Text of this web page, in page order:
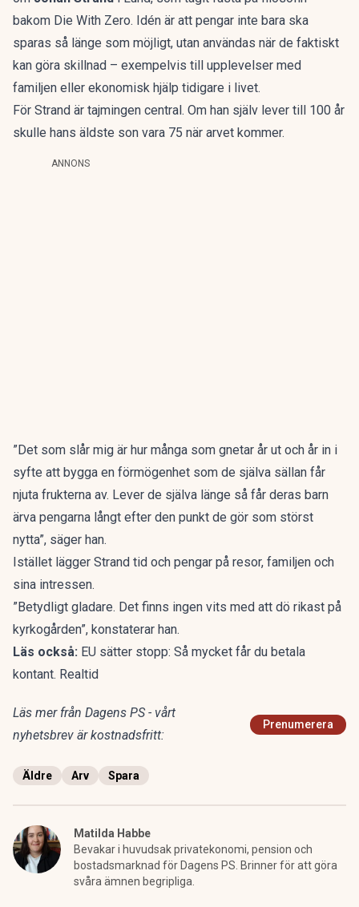
bakom Die With Zero. Idén är att pengar inte bara ska
sparas så länge som möjligt, utan användas när de faktiskt
kan göra skillnad – exempelvis till upplevelser med
familjen eller ekonomisk hjälp tidigare i livet.
För Strand är tajmingen central. Om han själv lever till 100 år
skulle hans äldste son vara 75 när arvet kommer.
ANNONS
”Det som slår mig är hur många som gnetar år ut och år in i
syfte att bygga en förmögenhet som de själva sällan får
njuta frukterna av. Lever de själva länge så får deras barn
ärva pengarna långt efter den punkt de gör som störst
nytta”, säger han.
Istället lägger Strand tid och pengar på resor, familjen och
sina intressen.
”Betydligt gladare. Det finns ingen vits med att dö rikast på
kyrkogården”, konstaterar han.
Läs också: EU sätter stopp: Så mycket får du betala
kontant. Realtid
Läs mer från Dagens PS - vårt
nyhetsbrev är kostnadsfritt:
Prenumerera
Äldre Arv Spara
Matilda Habbe
Bevakar i huvudsak privatekonomi, pension och
bostadsmarknad för Dagens PS. Brinner för att göra
svåra ämnen begripliga.